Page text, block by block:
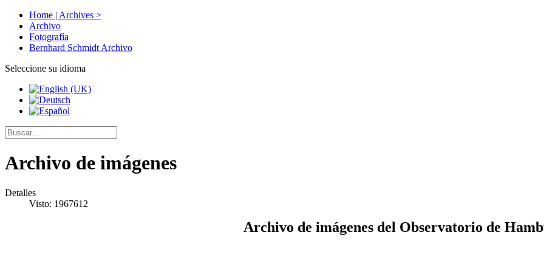
Home | Archives >
Archivo
Fotografía
Bernhard Schmidt Archivo
Seleccione su idioma
Archivo de imágenes
Detalles
Visto: 1967612
Archivo de imágenes del Observatorio de